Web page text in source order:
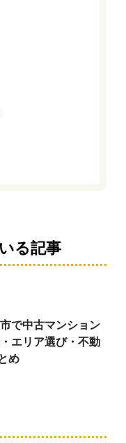
る記事
で中古マンション
エリア選び・不動
め